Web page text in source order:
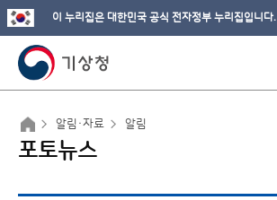
이 누리집은 대한민국 공식 전자정부 누리집입니다.
알림·자료 알림
포토뉴스